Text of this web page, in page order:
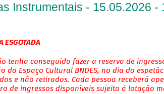
Instrumentais - 15.05.2026 -
ESGOTADA
tenha conseguido fazer a reserva de
do Espaço Cultural BNDES, no dia do
e não retirados. Cada pessoa receberá
de ingressos disponíveis sujeito à lotação